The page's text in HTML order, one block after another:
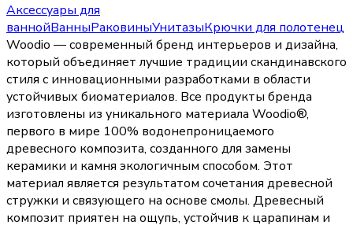
Аксессуары для
ваннойВанныРаковиныУнитазыКрючки для полотенец
Woodio — современный бренд интерьеров и дизайна,
который объединяет лучшие традиции скандинавского
стиля с инновационными разработками в области
устойчивых биоматериалов. Все продукты бренда
изготовлены из уникального материала Woodio®,
первого в мире 100% водонепроницаемого
древесного композита, созданного для замены
керамики и камня экологичным способом. Этот
материал является результатом сочетания древесной
стружки и связующего на основе смолы. Древесный
композит приятен на ощупь, устойчив к царапинам и